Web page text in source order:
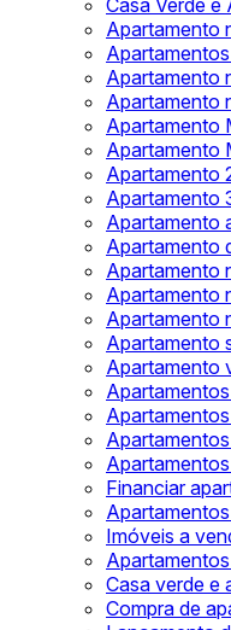
Casa Verde e
Apartamento
Apartamento
Apartamento
Apartamento
Apartamento
Apartamento
Apartamento
Apartamento
Apartamento
Apartamento
Apartamento
Apartamento
Apartamento
Apartamento
Financiar
Imóveis a
Casa verde e
Compra de